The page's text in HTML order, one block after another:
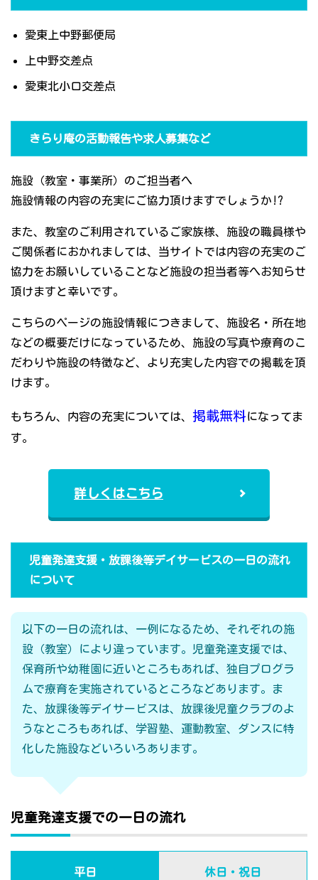
愛東上中野郵便局
上中野交差点
愛東北小口交差点
きらり庵の活動報告や求人募集など
施設（教室・事業所）のご担当者へ
施設情報の内容の充実にご協力頂けますでしょうか!?
また、教室のご利用されているご家族様、施設の職員様や
ご関係者におかれましては、当サイトでは内容の充実のご
協力をお願いしていることなど施設の担当者等へお知らせ
頂けますと幸いです。
こちらのページの施設情報につきまして、施設名・所在地
などの概要だけになっているため、施設の写真や療育のこ
だわりや施設の特徴など、より充実した内容での掲載を頂
けます。
もちろん、内容の充実については、 掲載無料になってま
す。
詳しくはこちら
児童発達支援・放課後等デイサービスの一日の流れ
について
以下の一日の流れは、一例になるため、それぞれの施
設（教室）により違っています。児童発達支援では、
保育所や幼稚園に近いところもあれば、独自プログラ
ムで療育を実施されているところなどあります。ま
た、放課後等デイサービスは、放課後児童クラブのよ
うなところもあれば、学習塾、運動教室、ダンスに特
化した施設などいろいろあります。
児童発達支援での一日の流れ
平日 休日・祝日